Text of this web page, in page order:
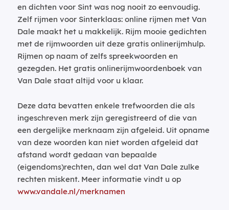
en dichten voor Sint was nog nooit zo eenvoudig.
Zelf rijmen voor Sinterklaas: online rijmen met Van
Dale maakt het u makkelijk. Rijm mooie gedichten
met de rijmwoorden uit deze gratis onlinerijmhulp.
Rijmen op naam of zelfs spreekwoorden en
gezegden. Het gratis onlinerijmwoordenboek van
Van Dale staat altijd voor u klaar.
Deze data bevatten enkele trefwoorden die als
ingeschreven merk zijn geregistreerd of die van
een dergelijke merknaam zijn afgeleid. Uit opname
van deze woorden kan niet worden afgeleid dat
afstand wordt gedaan van bepaalde
(eigendoms)rechten, dan wel dat Van Dale zulke
rechten miskent. Meer informatie vindt u op
www.vandale.nl/merknamen